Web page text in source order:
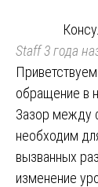
Staff3 года
обращение в
Зазор между
необходим
вызванных
изменение